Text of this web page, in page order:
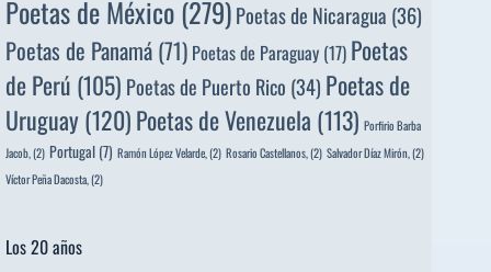
Poetas de México(279)Poetas de Nicaragua (36)
Poetas de Panamá (71) Poetas de Paraguay (17) Poetas
de Perú (105) Poetas de Puerto Rico (34) Poetas de
Uruguay(120)Poetas de Venezuela (113) Porfirio Barba
Jacob, (2) Portugal (7) Ramón López Velarde, (2) Rosario Castellanos, (2) Salvador Díaz Mirón, (2)
Víctor Peña Dacosta, (2)
Los 20 años